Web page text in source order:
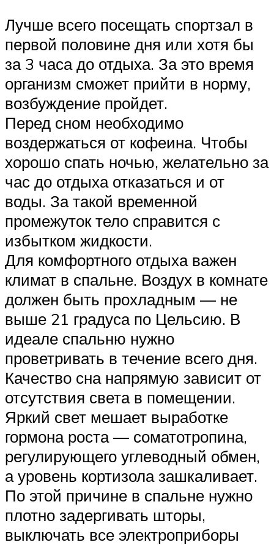
Лучше всего посещать спортзал в
первой половине дня или хотя бы
за 3 часа до отдыха. За это время
организм сможет прийти в норму,
возбуждение пройдет.
Перед сном необходимо
воздержаться от кофеина. Чтобы
хорошо спать ночью, желательно за
час до отдыха отказаться и от
воды. За такой временной
промежуток тело справится с
избытком жидкости.
Для комфортного отдыха важен
климат в спальне. Воздух в комнате
должен быть прохладным — не
выше 21 градуса по Цельсию. В
идеале спальню нужно
проветривать в течение всего дня.
Качество сна напрямую зависит от
отсутствия света в помещении.
Яркий свет мешает выработке
гормона роста — соматотропина,
регулирующего углеводный обмен,
а уровень кортизола зашкаливает.
По этой причине в спальне нужно
плотно задергивать шторы,
выключать все электроприборы